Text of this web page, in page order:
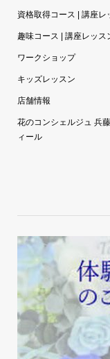
資格取得コース | 講座レ
趣味コース | 講座レッス
ワークショップ
キッズレッスン
店舗情報
花のコンシェルジュ 兵
ィール